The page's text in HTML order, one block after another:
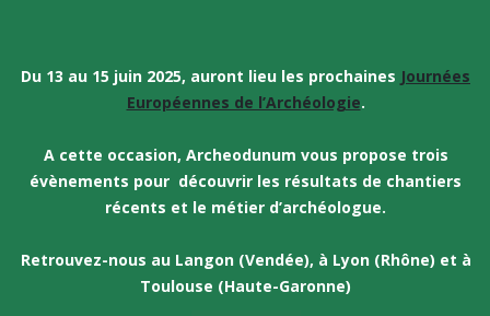
Du 13 au 15 juin 2025, auront lieu les prochaines Journées
Européennes de l’Archéologie.
A cette occasion, Archeodunum vous propose trois
évènements pour découvrir les résultats de chantiers
récents et le métier d’archéologue.
Retrouvez-nous au Langon (Vendée), à Lyon (Rhône) et à
Toulouse (Haute-Garonne)